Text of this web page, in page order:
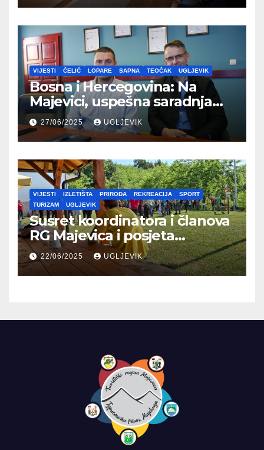
VIJESTI ČELIĆ LOPARE SAPNA TEOČAK UGLJEVIK
Bosna i Hercegovina: Na
Majevici, uspešna saradnja
između opština dva entiteta
27/06/2025 UGLJEVIK
VIJESTI IZLETIŠTA PRIRODA REKREACIJA
SPORT
TURIZAM
UGLJEVIK
Susret koordinatora i članova
RG Majevica i posjeta
Planinarskom domu
22/06/2025 UGLJEVIK